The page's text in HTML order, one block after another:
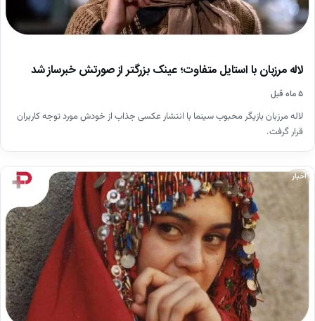
لاله مرزبان با استایل متفاوت؛ عینک بزرگتر از صورتش خبرساز شد
۵ ماه قبل
لاله مرزبان بازیگر محبوب سینما با انتشار عکسی جذاب از خودش مورد توجه کاربران
قرار گرفت.
اخبار